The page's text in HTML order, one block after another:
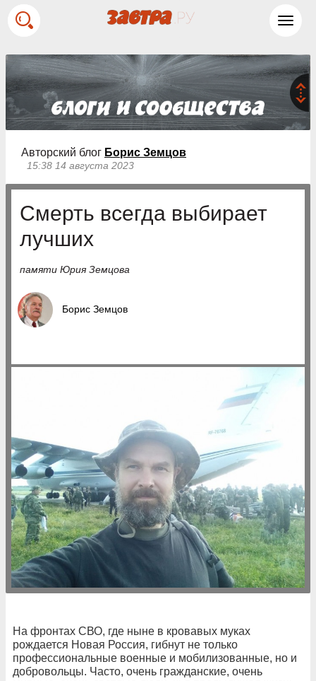
Авторский блог Борис Земцов
15:38 14 августа 2023
Смерть всегда выбирает
лучших
памяти Юрия Земцова
Борис Земцов
На фронтах СВО, где ныне в кровавых муках
рождается Новая Россия, гибнут не только
профессиональные военные и мобилизованные, но и
добровольцы. Часто, очень гражданские, очень